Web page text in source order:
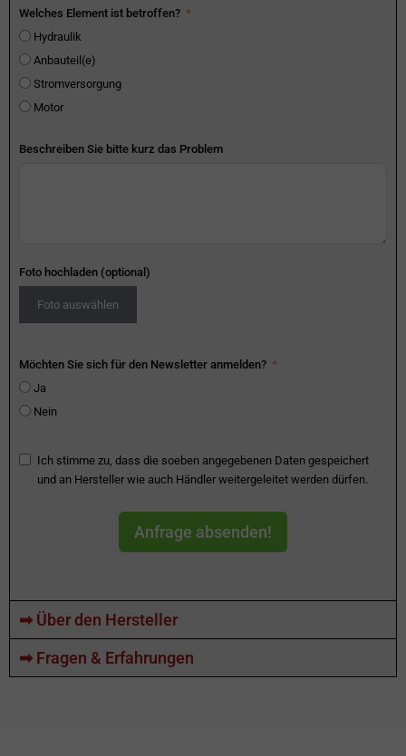
Welches Element ist betroffen?
Hydraulik
Anbauteil(e)
Stromversorgung
Motor
Beschreiben Sie bitte kurz das Problem
Foto hochladen (optional)
Foto auswählen
Möchten Sie sich für den Newsletter anmelden?
Ja
Nein
Ich stimme zu, dass die soeben angegebenen Daten gespeichert
und an Hersteller wie auch Händler weitergeleitet werden dürfen.
Anfrage absenden!
➡ Über den Hersteller
➡ Fragen & Erfahrungen